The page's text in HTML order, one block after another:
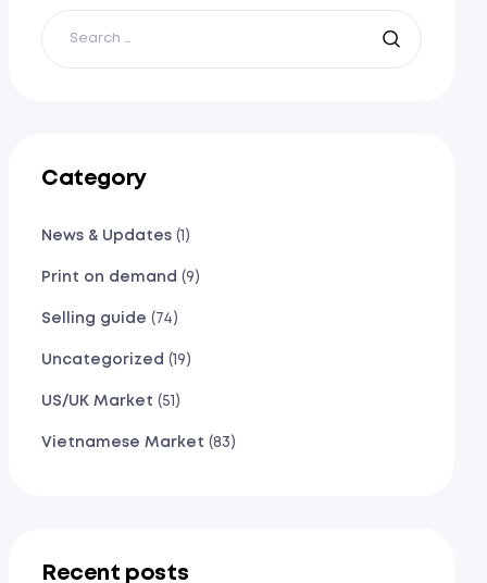
Category
News & Updates (1)
Print on demand (9)
Selling guide (74)
Uncategorized (19)
US/UK Market (51)
Vietnamese Market (83)
Recent posts